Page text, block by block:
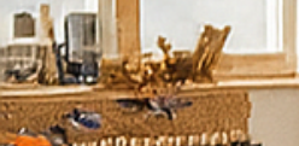
ש
מ
ח